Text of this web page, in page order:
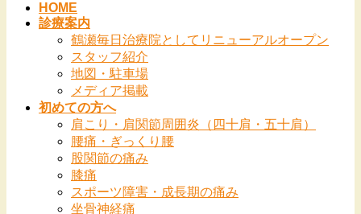
HOME
診療案内
鶴瀬毎日治療院としてリニューアルオープン
スタッフ紹介
地図・駐車場
メディア掲載
初めての方へ
肩こり・肩関節周囲炎（四十肩・五十肩）
腰痛・ぎっくり腰
股関節の痛み
膝痛
スポーツ障害・成長期の痛み
坐骨神経痛